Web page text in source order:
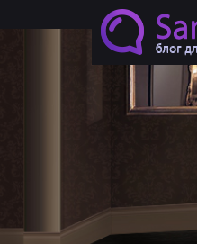
Перейти к основному содержанию